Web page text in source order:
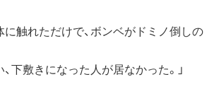
に触れただけで、ボンベがドミノ倒しの
下敷きになった人が居なかった。」